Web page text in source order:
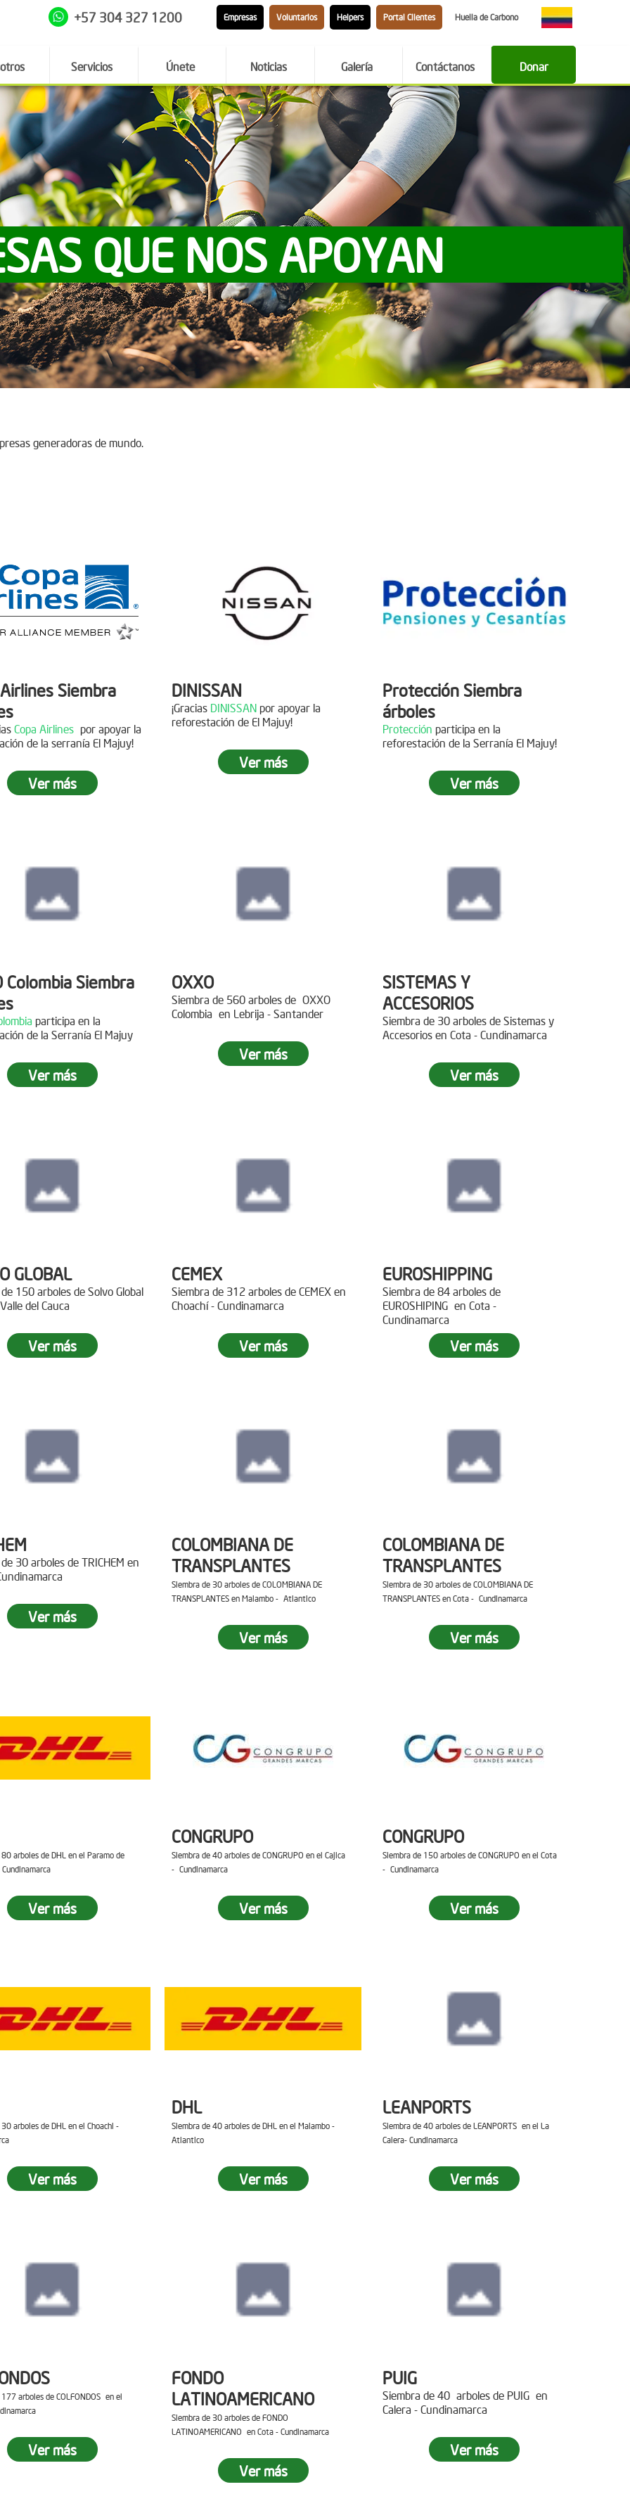
+57 304 327 1200 Empresas Voluntarios Helpers Portal Clientes Huella de Carbono
Servicios Únete Noticias Galería Contáctanos Donar
QUE NOS APOYAN
generadoras de mundo.
Siembra
Copa Airlines por apoyar la
de la serranía El Majuy!
en el Páramo
a Copa Airlines por apoyar la
del Páramo Aguas Vivas!
Ver más
DINISSAN
¡Gracias DINISSAN por apoyar la
reforestación de El Majuy!
Siembra en el páramo de
Sumapaz
Descripción
DINISSANpor plantar 400
Ver más
Protección Siembra
árboles
Protección participa en la
reforestación de la Serranía El Majuy!
Ver más
Colombia Siembra
participa en la
de la Serranía El Majuy
Ver más
OXXO
Siembra de 560 arboles de OXXO
Colombia en Lebrija - Santander
Ver más
SISTEMAS Y
ACCESORIOS
Siembra de 30 arboles de Sistemas y
Accesorios en Cota - Cundinamarca
Ver más
GLOBAL
150 arboles de Solvo Global
del Cauca
Ver más
CEMEX
Siembra de 312 arboles de CEMEX en
Choachí - Cundinamarca
Ver más
EUROSHIPPING
Siembra de 84 arboles de
EUROSHIPING en Cota -
Cundinamarca
Ver más
30 arboles de TRICHEM en
Ver más
COLOMBIANA DE
TRANSPLANTES
Siembra de 30 arboles de COLOMBIANA DE
TRANSPLANTES en Malambo - Atlantico
Ver más
COLOMBIANA DE
TRANSPLANTES
Siembra de 30 arboles de COLOMBIANA DE
TRANSPLANTES en Cota - Cundinamarca
Ver más
arboles de DHL en el Paramo de
Ver más
CONGRUPO
Siembra de 40 arboles de CONGRUPO en el Cajica
- Cundinamarca
Ver más
CONGRUPO
Siembra de 150 arboles de CONGRUPO en el Cota
- Cundinamarca
Ver más
arboles de DHL en el Choachi -
Ver más
DHL
Siembra de 40 arboles de DHL en el Malambo -
Atlantico
Ver más
LEANPORTS
Siembra de 40 arboles de LEANPORTS en el La
Calera- Cundinamarca
Ver más
arboles de COLFONDOS en el
Ver más
FONDO
LATINOAMERICANO
Siembra de 30 arboles de FONDO
LATINOAMERICANO en Cota - Cundinamarca
Ver más
PUIG
Siembra de 40 arboles de PUIG en
Calera - Cundinamarca
Ver más